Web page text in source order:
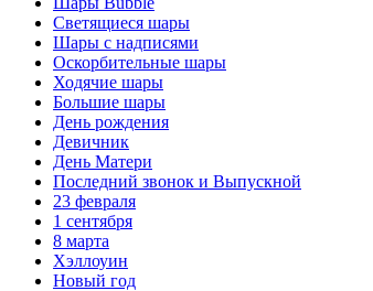
Светящиеся шары
Шары с надписями
Оскорбительные шары
Ходячие шары
Большие шары
День рождения
Девичник
День Матери
Последний звонок и Выпускной
23 февраля
1 сентября
8 марта
Хэллоуин
Новый год